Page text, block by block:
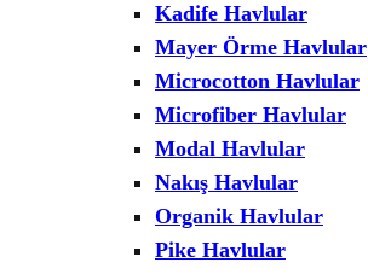
Kadife Havlular
Mayer Örme Havlular
Microcotton Havlular
Microfiber Havlular
Modal Havlular
Nakış Havlular
Organik Havlular
Pike Havlular